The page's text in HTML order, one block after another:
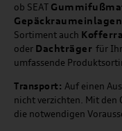
ob SEAT
Gepäckraumeinlagen
Sortiment auch
oder Dachträger für
umfassende
Transport: Auf einen
nicht verzichten. Mit den
die notwendigen